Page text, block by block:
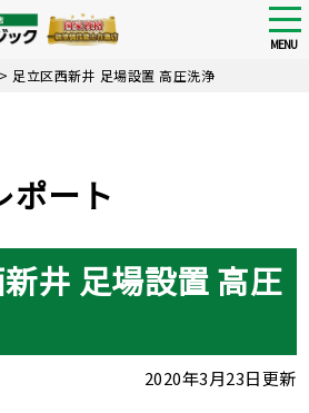
MENU
> 足立区西新井 足場設置 高圧洗浄
ポート
井 足場設置 高圧
2020年3月23日更新